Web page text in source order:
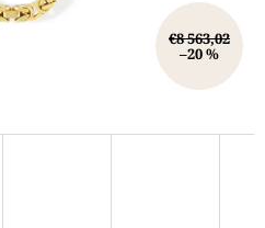
€8 563,02
–20 %